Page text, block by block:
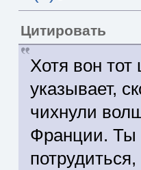
Цитировать
Хотя вон
указывает,
чихнули
Франции. Ты